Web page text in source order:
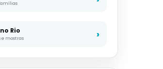
Rio
e mostras